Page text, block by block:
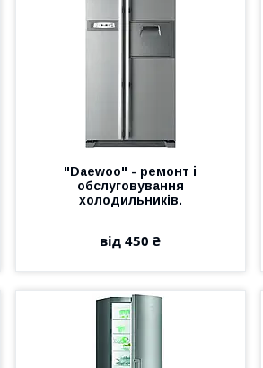
"Daewoo" - ремонт і
обслуговування
холодильників.
від 450 ₴